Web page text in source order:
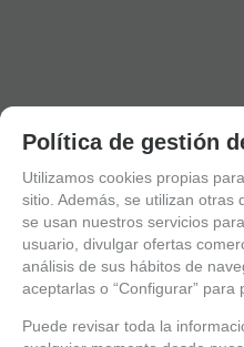
Política de gestión
Utilizamos cookies propias
sitio. Además, se utilizan otras
se usan nuestros servicios
usuario, divulgar ofertas
análisis de sus hábitos de
aceptarlas o “Configurar” para
Puede revisar toda la